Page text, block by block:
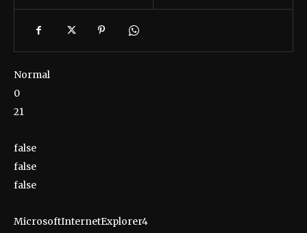
Normal
0
21
false
false
false
MicrosoftInternetExplorer4